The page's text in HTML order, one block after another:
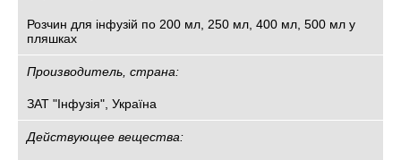
Розчин для інфузій по 200 мл, 250 мл, 400 мл, 500 мл у
пляшках
Производитель, страна:
ЗАТ "Інфузія", Україна
Действующее вещества: